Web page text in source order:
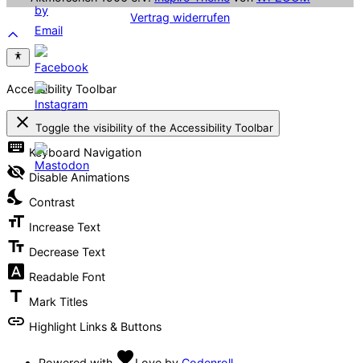
Vertrag widerrufen
Scroll
to
top
Accessibility Toolbar
close Toggle the visibility of the Accessibility Toolbar
keyboard Keyboard Navigation
visibility_off Disable Animations
nights_stay Contrast
format_size Increase Text
text_fields Decrease Text
font_download Readable Font
title Mark Titles
link Highlight Links & Buttons
favorite